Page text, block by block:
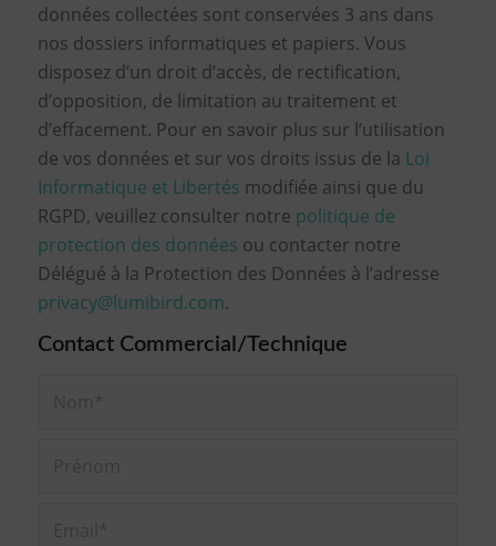
données collectées sont conservées 3 ans dans
nos dossiers informatiques et papiers. Vous
disposez d’un droit d’accès, de rectification,
d’opposition, de limitation au traitement et
d’effacement. Pour en savoir plus sur l’utilisation
de vos données et sur vos droits issus de la Loi
Informatique et Libertés modifiée ainsi que du
RGPD, veuillez consulter notre politique de
protection des données ou contacter notre
Délégué à la Protection des Données à l’adresse
privacy@lumibird.com.
Contact Commercial/Technique